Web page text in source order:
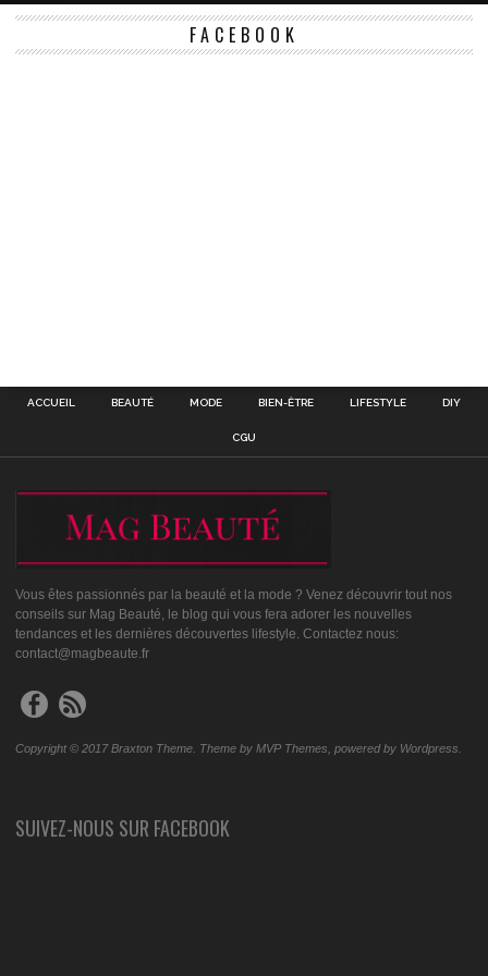
FACEBOOK
ACCUEIL BEAUTÉ MODE BIEN-ÊTRE LIFESTYLE DIY
CGU
Vous êtes passionnés par la beauté et la mode ? Venez découvrir tout nos
conseils sur Mag Beauté, le blog qui vous fera adorer les nouvelles
tendances et les dernières découvertes lifestyle. Contactez nous:
contact@magbeaute.fr
Copyright © 2017 Braxton Theme. Theme by MVP Themes, powered by Wordpress.
SUIVEZ-NOUS SUR FACEBOOK